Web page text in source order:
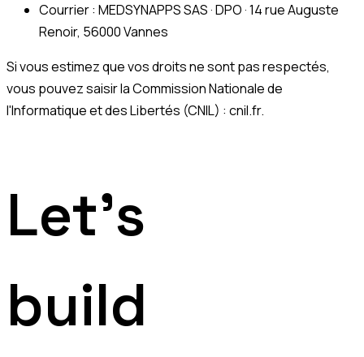
Courrier : MEDSYNAPPS SAS · DPO · 14 rue Auguste
Renoir, 56000 Vannes
Si vous estimez que vos droits ne sont pas respectés,
vous pouvez saisir la Commission Nationale de
l'Informatique et des Libertés (CNIL) : cnil.fr.
Let's
build